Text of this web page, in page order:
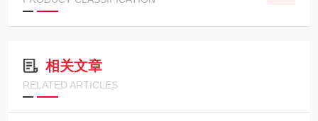
相关文章
RELATED ARTICLES